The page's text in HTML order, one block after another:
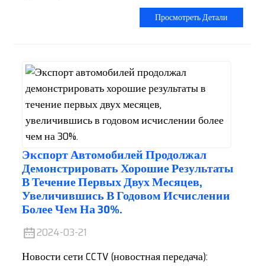
Просмотреть Детали
Экспорт Автомобилей Продолжал
Демонстрировать Хорошие Результаты
В Течение Первых Двух Месяцев,
Увеличившись В Годовом Исчислении
Более Чем На 30%.
2024-03-21
Новости сети CCTV (новостная передача):